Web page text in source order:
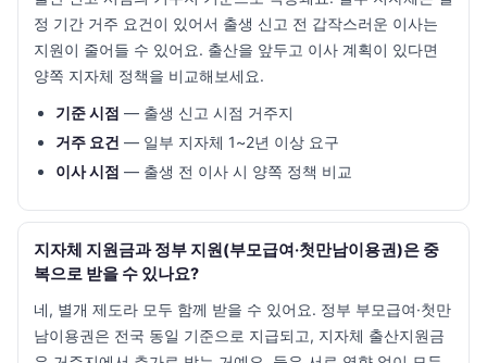
정 기간 거주 요건이 있어서 출생 신고 전 갑작스러운 이사는
지원이 줄어들 수 있어요. 출산을 앞두고 이사 계획이 있다면
양쪽 지자체 정책을 비교해보세요.
기준 시점 — 출생 신고 시점 거주지
거주 요건 — 일부 지자체 1~2년 이상 요구
이사 시점 — 출생 전 이사 시 양쪽 정책 비교
지자체 지원금과 정부 지원(부모급여·첫만남이용권)은 중
복으로 받을 수 있나요?
네, 별개 제도라 모두 함께 받을 수 있어요. 정부 부모급여·첫만
남이용권은 전국 동일 기준으로 지급되고, 지자체 출산지원금